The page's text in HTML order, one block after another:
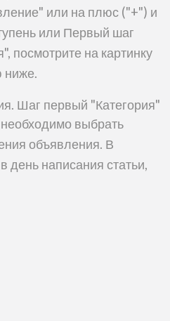
или на плюс ("+") и
или Первый шаг
посмотрите на картинку
ниже.
Шаг первый "Категория"
выбрать
объявления. В
день написания статьи,